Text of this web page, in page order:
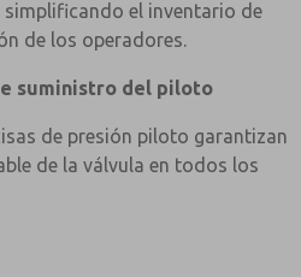
el inventario de
de los operadores.
suministro del piloto
de presión piloto garantizan
de la válvula en todos los